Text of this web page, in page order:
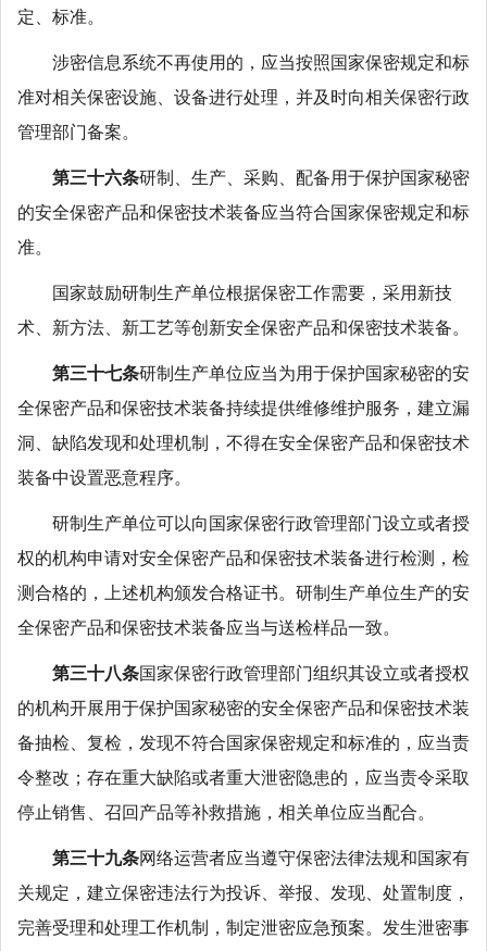
定、标准。
涉密信息系统不再使用的，应当按照国家保密规定和标
准对相关保密设施、设备进行处理，并及时向相关保密行政
管理部门备案。
第三十六条研制、生产、采购、配备用于保护国家秘密
的安全保密产品和保密技术装备应当符合国家保密规定和标
准。
国家鼓励研制生产单位根据保密工作需要，采用新技
术、新方法、新工艺等创新安全保密产品和保密技术装备。
第三十七条研制生产单位应当为用于保护国家秘密的安
全保密产品和保密技术装备持续提供维修维护服务，建立漏
洞、缺陷发现和处理机制，不得在安全保密产品和保密技术
装备中设置恶意程序。
研制生产单位可以向国家保密行政管理部门设立或者授
权的机构申请对安全保密产品和保密技术装备进行检测，检
测合格的，上述机构颁发合格证书。研制生产单位生产的安
全保密产品和保密技术装备应当与送检样品一致。
第三十八条国家保密行政管理部门组织其设立或者授权
的机构开展用于保护国家秘密的安全保密产品和保密技术装
备抽检、复检，发现不符合国家保密规定和标准的，应当责
令整改；存在重大缺陷或者重大泄密隐患的，应当责令采取
停止销售、召回产品等补救措施，相关单位应当配合。
第三十九条网络运营者应当遵守保密法律法规和国家有
关规定，建立保密违法行为投诉、举报、发现、处置制度，
完善受理和处理工作机制，制定泄密应急预案。发生泄密事